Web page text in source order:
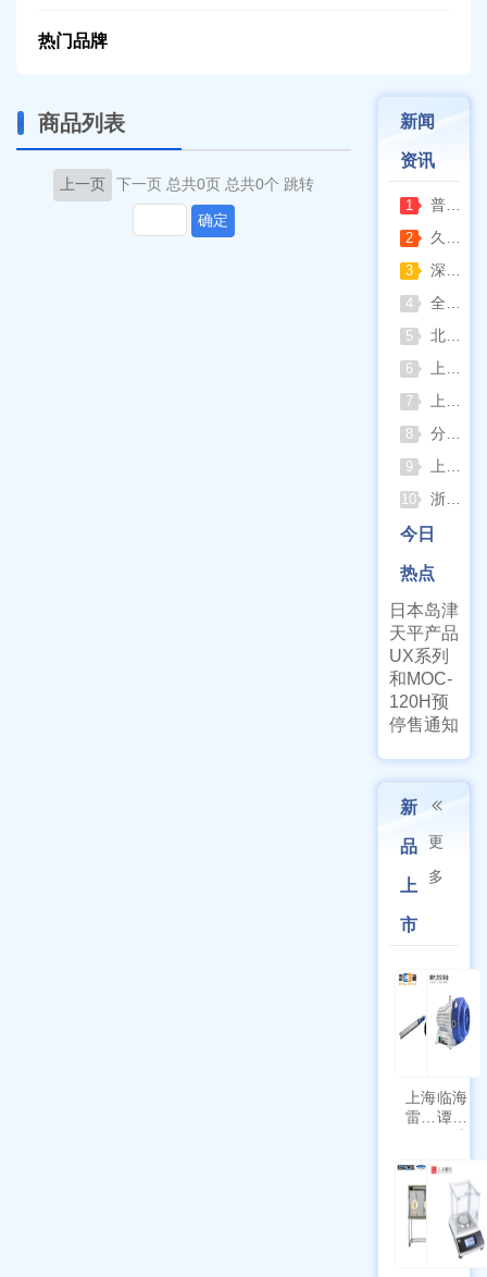
热门品牌
商品列表
上一页 下一页 总共0页 总共0个 跳转
确定
新闻
资讯
1 普通烘箱和耐腐蚀烘箱区分
2 久兴医疗高压蒸汽灭菌器：制药科研灭菌的可靠之选
3 深那静音超声波清洗仪：科研洁净新标准，安静高效更安心
4 全自动凯氏定氮仪测定焦炭中氮 上海纤检助力焦化行业精准检测
5 北京六一电泳仪完整选型指南（分电泳槽 + 电源两大模块，按实验场景直接匹配）
6 上海仪电吸光光度法和荧光分析法的异同
7 上海佑科GC-7860系列网络化气相色谱仪
8 分清生物安全柜与洁净工作台 苏州安泰科普两类设备差异
9 上海申安灭菌器外排、内排与干燥功能全解析
10 浙江孚夏：打造合规可靠的实验室洁净装备
今日
热点
日本岛津
天平产品
UX系列
和MOC-
120H预
停售通知
新
品
上
市
更
多
上海
雷磁
符合
新国
标带
功能
临海
谭氏
干式
泵
SPL-
10